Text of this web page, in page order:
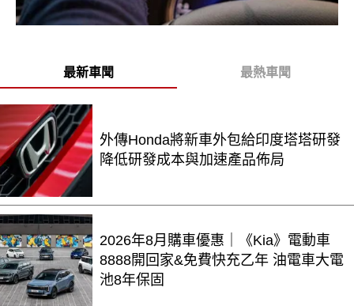
最新車聞 最熱車聞
外傳Honda將新車外包給印度塔塔研發
降低研發成本與加速產品佈局
2026年8月購車優惠｜《Kia》電動車
8888開回家&免費快充乙年 油電車大電
池8年保固